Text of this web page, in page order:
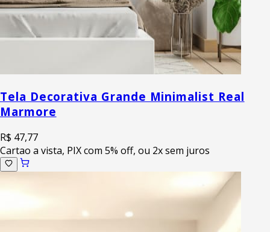
Tela Decorativa Grande Minimalist Real
Marmore
R$ 47,77
Cartao a vista, PIX com 5% off, ou 2x sem juros